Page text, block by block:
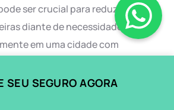
ser crucial para reduzir
diante de necessidades
em uma cidade com
opções disponíveis e contar com
SEU SEGURO AGORA